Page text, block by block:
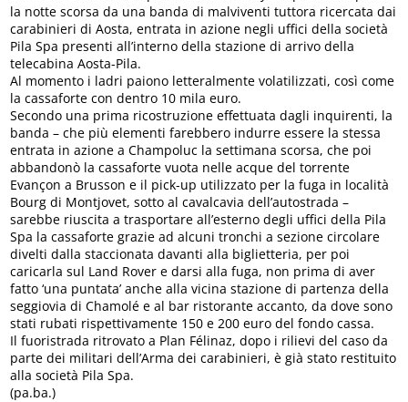
la notte scorsa da una banda di malviventi tuttora ricercata dai
carabinieri di Aosta, entrata in azione negli uffici della società
Pila Spa presenti all’interno della stazione di arrivo della
telecabina Aosta-Pila.
Al momento i ladri paiono letteralmente volatilizzati, così come
la cassaforte con dentro 10 mila euro.
Secondo una prima ricostruzione effettuata dagli inquirenti, la
banda – che più elementi farebbero indurre essere la stessa
entrata in azione a Champoluc la settimana scorsa, che poi
abbandonò la cassaforte vuota nelle acque del torrente
Evançon a Brusson e il pick-up utilizzato per la fuga in località
Bourg di Montjovet, sotto al cavalcavia dell’autostrada –
sarebbe riuscita a trasportare all’esterno degli uffici della Pila
Spa la cassaforte grazie ad alcuni tronchi a sezione circolare
divelti dalla staccionata davanti alla biglietteria, per poi
caricarla sul Land Rover e darsi alla fuga, non prima di aver
fatto ‘una puntata’ anche alla vicina stazione di partenza della
seggiovia di Chamolé e al bar ristorante accanto, da dove sono
stati rubati rispettivamente 150 e 200 euro del fondo cassa.
Il fuoristrada ritrovato a Plan Félinaz, dopo i rilievi del caso da
parte dei militari dell’Arma dei carabinieri, è già stato restituito
alla società Pila Spa.
(pa.ba.)